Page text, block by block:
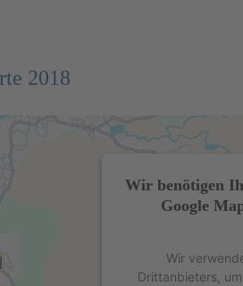
2018
Wir benötigen
Google
Wir
Drittanbieters,